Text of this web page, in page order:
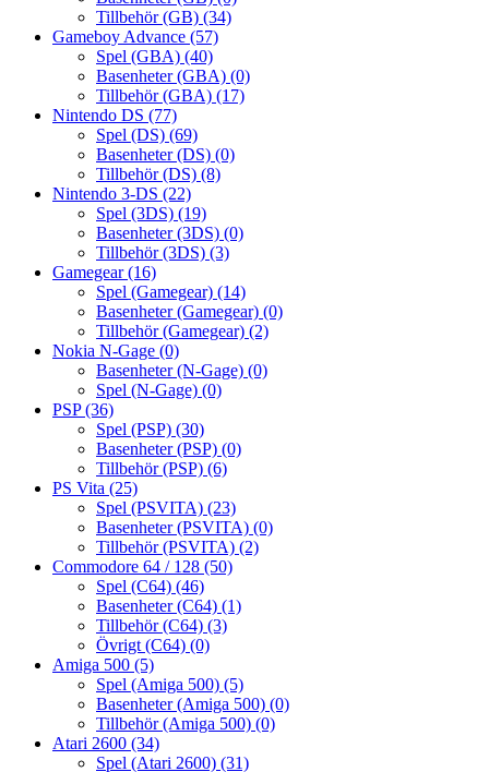
Tillbehör (GB) (34)
Gameboy Advance (57)
Spel (GBA) (40)
Basenheter (GBA) (0)
Tillbehör (GBA) (17)
Nintendo DS (77)
Spel (DS) (69)
Basenheter (DS) (0)
Tillbehör (DS) (8)
Nintendo 3-DS (22)
Spel (3DS) (19)
Basenheter (3DS) (0)
Tillbehör (3DS) (3)
Gamegear(16)
Spel (Gamegear) (14)
Basenheter (Gamegear) (0)
Tillbehör (Gamegear) (2)
Nokia N-Gage (0)
Basenheter (N-Gage) (0)
Spel (N-Gage) (0)
PSP(36)
Spel (PSP) (30)
Basenheter (PSP) (0)
Tillbehör (PSP) (6)
PS Vita (25)
Spel (PSVITA) (23)
Basenheter (PSVITA) (0)
Tillbehör (PSVITA) (2)
Commodore 64 / 128 (50)
Spel (C64) (46)
Basenheter (C64) (1)
Tillbehör (C64) (3)
Övrigt (C64) (0)
Amiga 500 (5)
Spel (Amiga 500) (5)
Basenheter (Amiga 500) (0)
Tillbehör (Amiga 500) (0)
Atari 2600 (34)
Spel (Atari 2600) (31)